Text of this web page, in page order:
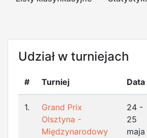
Udział w turniejach
# Turniej Data
1.
Grand Prix
Olsztyna -
Międzynarodowy
24 -
25
maja